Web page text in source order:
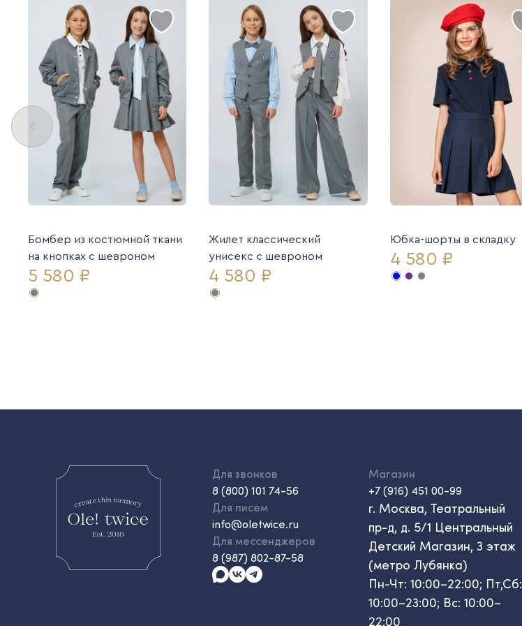
Бомбер из костюмной ткани
на кнопках с шевроном
5 580 ₽
Жилет классический
унисекс с шевроном
4 580 ₽
Юбка-шорты в складку
4 580 ₽
Для звонков
8 (800) 101 74-56
Для писем
info@oletwice.ru
Для мессенджеров
8 (987) 802-87-58
Магазин
+7 (916) 451 00-99
г. Москва, Театральный
пр-д, д. 5/1 Центральный
Детский Магазин, 3 этаж
(метро Лубянка)
Пн-Чт: 10:00–22:00; Пт,Сб:
10:00–23:00; Вс: 10:00–
22:00